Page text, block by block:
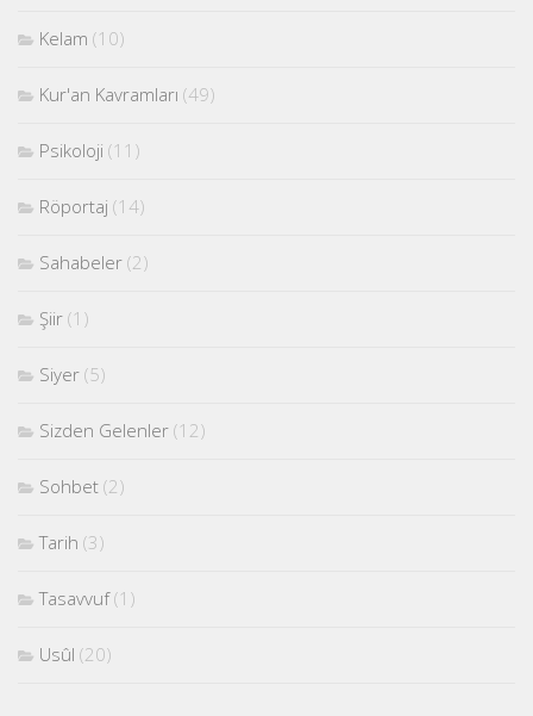
Kelam (10)
Kur'an Kavramları (49)
Psikoloji (11)
Röportaj (14)
Sahabeler (2)
Şiir (1)
Siyer (5)
Sizden Gelenler (12)
Sohbet (2)
Tarih (3)
Tasavvuf(1)
Usûl (20)